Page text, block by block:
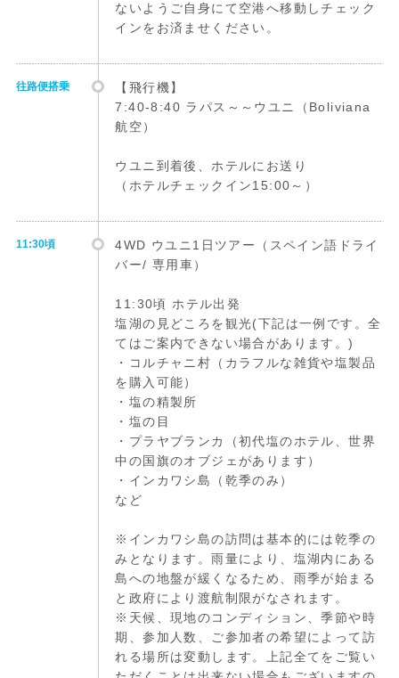
ないようご自身にて空港へ移動しチェック
インをお済ませください。
往路便搭乗
【飛行機】
7:40-8:40 ラパス～～ウユニ（Boliviana
航空）
ウユニ到着後、ホテルにお送り
（ホテルチェックイン15:00～）
11:30頃
4WD ウユニ1日ツアー（スペイン語ドライ
バー/ 専用車）
11:30頃 ホテル出発
塩湖の見どころを観光(下記は一例です。全
てはご案内できない場合があります。)
・コルチャニ村（カラフルな雑貨や塩製品
を購入可能）
・塩の精製所
・塩の目
・プラヤブランカ（初代塩のホテル、世界
中の国旗のオブジェがあります）
・インカワシ島（乾季のみ）
など
※インカワシ島の訪問は基本的には乾季の
みとなります。雨量により、塩湖内にある
島への地盤が緩くなるため、雨季が始まる
と政府により渡航制限がなされます。
※天候、現地のコンディション、季節や時
期、参加人数、ご参加者の希望によって訪
れる場所は変動します。上記全てをご覧い